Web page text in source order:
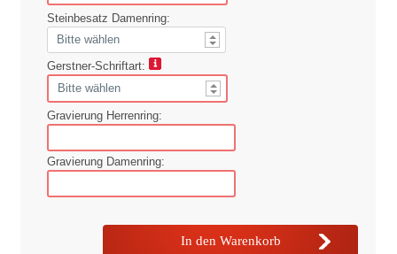
Steinbesatz Damenring:
Gerstner-Schriftart:
Gravierung Herrenring:
Gravierung Damenring: